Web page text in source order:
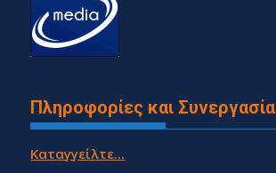
Πληροφορίες και Συνεργασία
Καταγγείλτε...